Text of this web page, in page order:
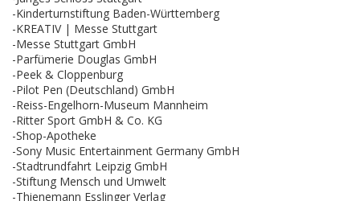
-Kinderturnstiftung Baden-Württemberg
-KREATIV | Messe Stuttgart
-Messe Stuttgart GmbH
-Parfümerie Douglas GmbH
-Peek & Cloppenburg
-Pilot Pen (Deutschland) GmbH
-Reiss-Engelhorn-Museum Mannheim
-Ritter Sport GmbH & Co. KG
-Shop-Apotheke
-Sony Music Entertainment Germany GmbH
-Stadtrundfahrt Leipzig GmbH
-Stiftung Mensch und Umwelt
-Thienemann Esslinger Verlag